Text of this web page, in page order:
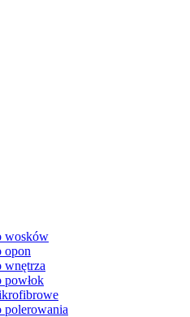
wosków
opon
wnętrza